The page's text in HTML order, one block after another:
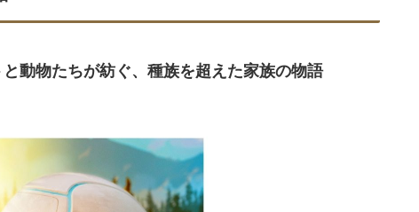
と動物たちが紡ぐ、種族を超えた家族の物語